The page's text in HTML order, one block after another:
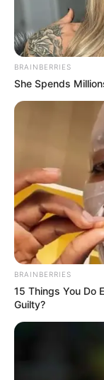
Vendredi 6 Juin
n°1 QUINTÉ
mètres.
BRAINBERRIES
She Spends
BRAINBERRIES
15 Things You Do
Guilty?